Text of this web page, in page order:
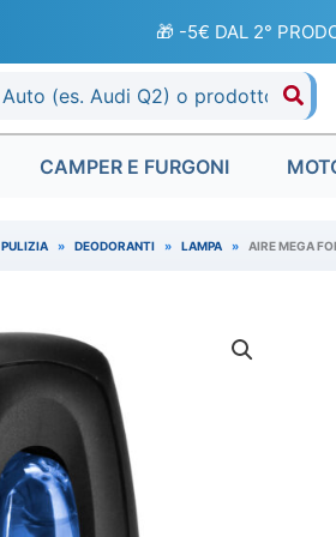
🎁 -5€ DAL 2°
CAMPER E FURGONI
PULIZIA » DEODORANTI » LAMPA » AIRE MEGA